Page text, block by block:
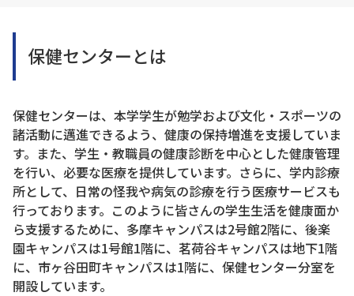
保健センターとは
保健センターは、本学学生が勉学および文化・スポーツの
諸活動に邁進できるよう、健康の保持増進を支援していま
す。また、学生・教職員の健康診断を中心とした健康管理
を行い、必要な医療を提供しています。さらに、学内診療
所として、日常の怪我や病気の診療を行う医療サービスも
行っております。このように皆さんの学生生活を健康面か
ら支援するために、多摩キャンパスは2号館2階に、後楽
園キャンパスは1号館1階に、茗荷谷キャンパスは地下1階
に、市ヶ谷田町キャンパスは1階に、保健センター分室を
開設しています。